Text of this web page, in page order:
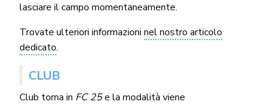
lasciare il campo momentaneamente.
Trovate ulteriori informazioninel nostro articolo
dedicato.
CLUB
Club torna in FC 25e la modalità viene